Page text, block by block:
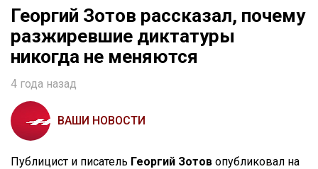
Георгий Зотов рассказал, почему
разжиревшие диктатуры
никогда не меняются
4 года назад
ВАШИ НОВОСТИ
Публицист и писатель Георгий Зотов опубликовал на